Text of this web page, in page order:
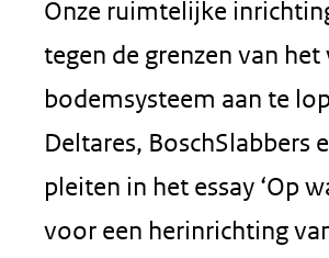
Onze ruimtelijke
tegen de grenzen van
bodemsysteem aan te
Deltares, BoschSlabbers
pleiten in het essay ‘Op
voor een herinrichting